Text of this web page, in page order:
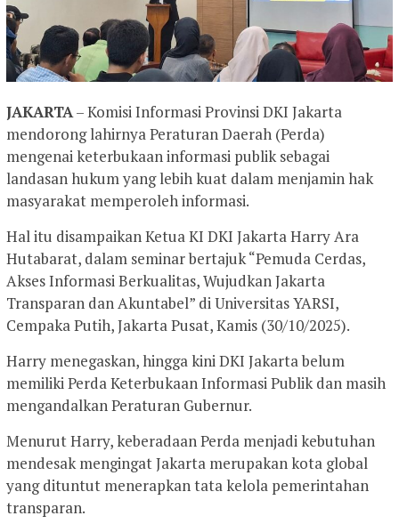
JAKARTA– Komisi Informasi Provinsi DKI Jakarta
mendorong lahirnya Peraturan Daerah (Perda)
mengenai keterbukaan informasi publik sebagai
landasan hukum yang lebih kuat dalam menjamin hak
masyarakat memperoleh informasi.
Hal itu disampaikan Ketua KI DKI Jakarta Harry Ara
Hutabarat, dalam seminar bertajuk “Pemuda Cerdas,
Akses Informasi Berkualitas, Wujudkan Jakarta
Transparan dan Akuntabel” di Universitas YARSI,
Cempaka Putih, Jakarta Pusat, Kamis (30/10/2025).
Harry menegaskan, hingga kini DKI Jakarta belum
memiliki Perda Keterbukaan Informasi Publik dan masih
mengandalkan Peraturan Gubernur.
Menurut Harry, keberadaan Perda menjadi kebutuhan
mendesak mengingat Jakarta merupakan kota global
yang dituntut menerapkan tata kelola pemerintahan
transparan.